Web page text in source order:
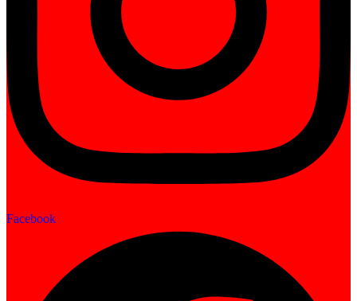
Facebook